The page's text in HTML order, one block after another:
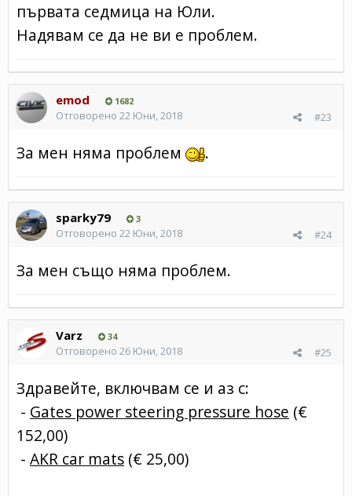
първата седмица на Юли.
Надявам се да не ви е проблем.
emod 1682
#23
Отговорено 22 Юни, 2018
За мен няма проблем .
sparky79 3
#24
Отговорено 22 Юни, 2018
За мен също няма проблем.
Varz 34
#25
Отговорено 26 Юни, 2018
Здравейте, включвам се и аз с:
- Gates power steering pressure hose (€
152,00)
- AKR car mats (€ 25,00)